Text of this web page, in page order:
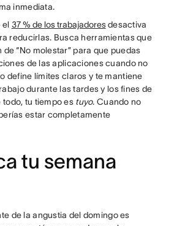
inmediata.
el 37 % de los trabajadoresdesactiva
reducirlas. Busca herramientas que
“No molestar” para que puedas
de las aplicaciones cuando no
define límites claros y te mantiene
durante las tardes y los fines de
todo, tu tiempo es tuyo. Cuando no
estar completamente
tu semana
de la angustia del domingo es